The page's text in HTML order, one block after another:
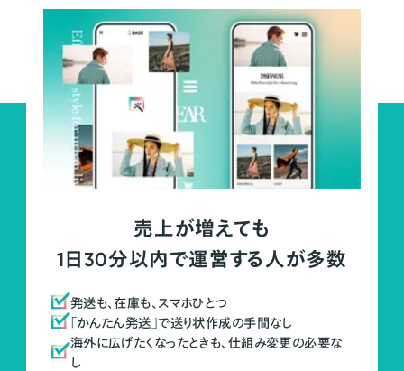
売上が増えても
1日30分以内で運営する人が多数
発送も、在庫も、スマホひとつ
「かんたん発送」で送り状作成の手間なし
海外に広げたくなったときも、仕組み変更の必要な
し